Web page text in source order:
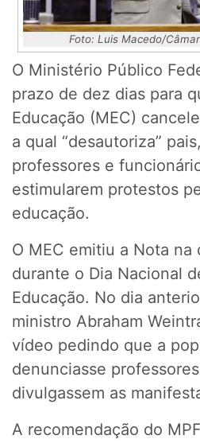
Foto: Luis Macedo/
O Ministério Público
prazo de dez dias para
Educação (MEC)
a qual “desautoriza”
professores e
estimularem protestos
educação.
O MEC emitiu a Nota na
durante o Dia Nacional
Educação. No dia
ministro Abraham
vídeo pedindo que a
denunciasse
divulgassem as
A recomendação do